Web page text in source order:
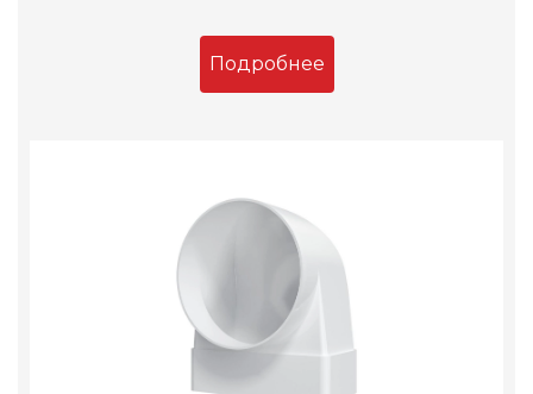
Подробнее